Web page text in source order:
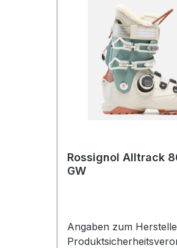
Rossignol Alltrack
GW
Angaben zum